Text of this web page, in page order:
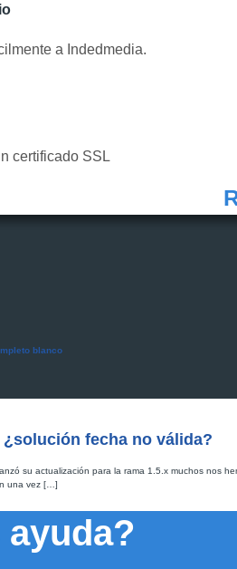
a Indedmedia.
certificado SSL
fecha no válida?
su actualización para la rama 1.5.x muchos nos
una vez […]